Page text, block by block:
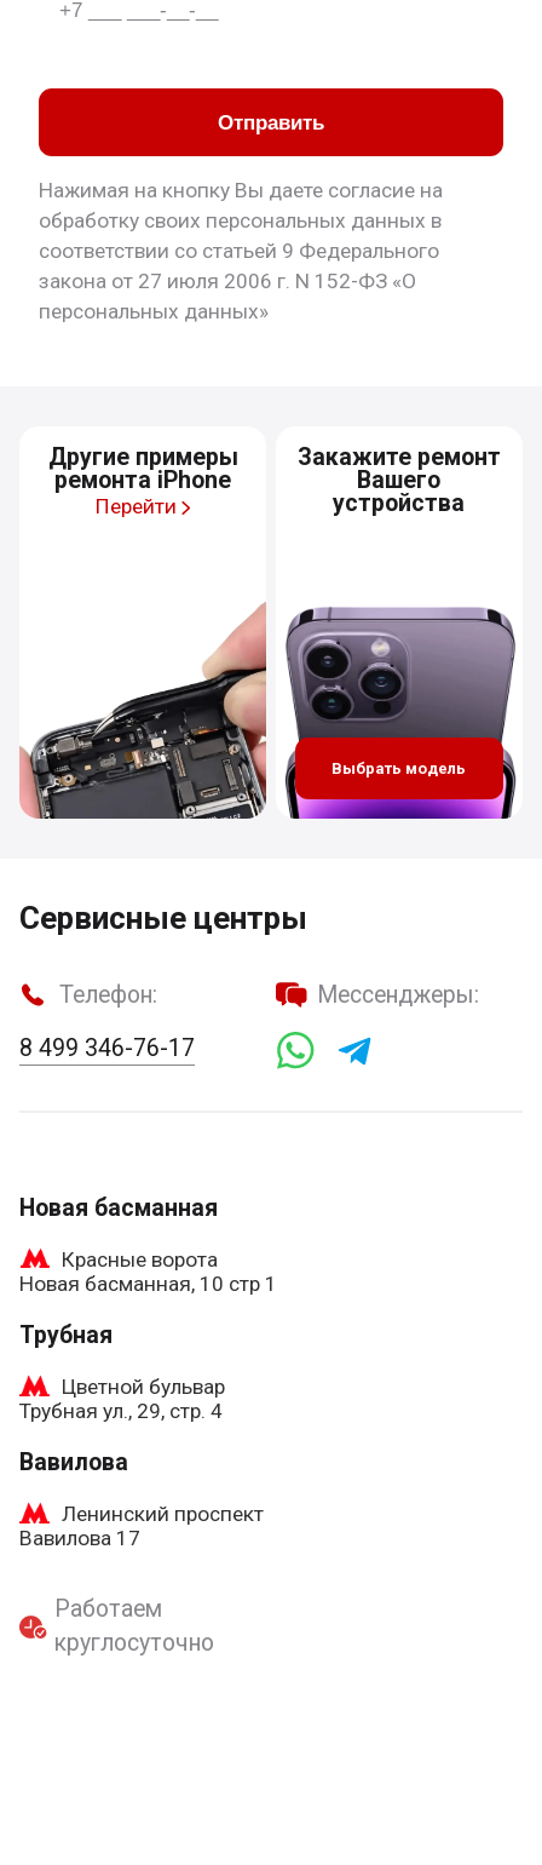
Отправить
Нажимая на кнопку Вы даете согласие на
обработку своих персональных данных в
соответствии со статьей 9 Федерального
закона от 27 июля 2006 г. N 152-ФЗ «О
персональных данных»
Другие примеры
ремонта iPhone
Перейти
Закажите ремонт
Вашего
устройства
Выбрать модель
Сервисные центры
Телефон:
8 499 346-76-17
Мессенджеры:
Новая басманная
Красные ворота
Новая басманная, 10 стр 1
Трубная
Цветной бульвар
Трубная ул., 29, стр. 4
Вавилова
Ленинский проспект
Вавилова 17
Работаем
круглосуточно